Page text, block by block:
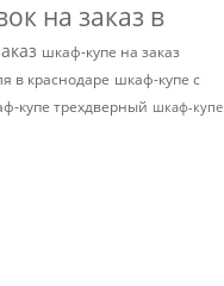
на заказ в
шкаф-купе на заказ
в краснодаре шкаф-купе с
купе трехдверный шкаф-купе